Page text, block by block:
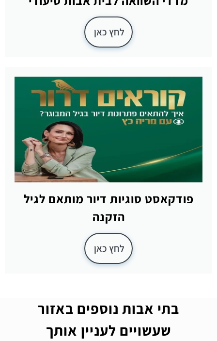
לחץ כאן
פודקאסט סוגיות דיור מותאם לגיל
הזקנה
לחץ כאן
בתי אבות נוספים באזור
שעשויים לעניין אותך